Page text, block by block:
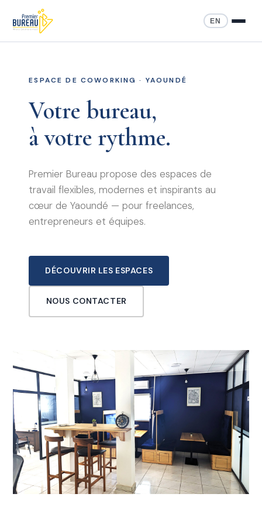
EN
ESPACE DE COWORKING · YAOUNDÉ
Votre bureau,
à votre rythme.
Premier Bureau propose des espaces de
travail flexibles, modernes et inspirants au
cœur de Yaoundé — pour freelances,
entrepreneurs et équipes.
DÉCOUVRIR LES ESPACES
NOUS CONTACTER